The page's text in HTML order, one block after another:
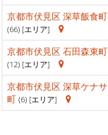
京都市伏見区 深草飯食町
(66) [エリア]
京都市伏見区 石田森東町
(12) [エリア]
京都市伏見区 深草ケナサ
町 (6) [エリア]